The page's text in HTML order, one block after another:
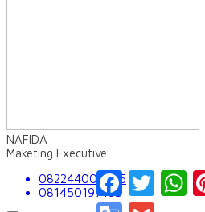
NAFIDA
Maketing Executive
082244009555
081450197163
FacebookTwitter
Google